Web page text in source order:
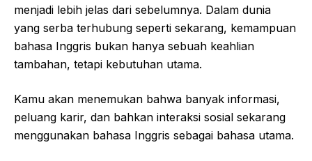
menjadi lebih jelas dari sebelumnya. Dalam dunia
yang serba terhubung seperti sekarang, kemampuan
bahasa Inggris bukan hanya sebuah keahlian
tambahan, tetapi kebutuhan utama.
Kamu akan menemukan bahwa banyak informasi,
peluang karir, dan bahkan interaksi sosial sekarang
menggunakan bahasa Inggris sebagai bahasa utama.